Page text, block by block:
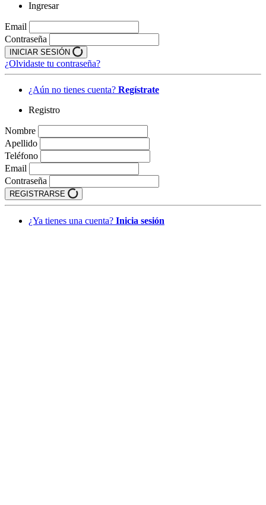
Ingresar
Email
Contraseña
INICIAR SESIÓN
¿Olvidaste tu contraseña?
¿Aún no tienes cuenta? Regístrate
Registro
Nombre
Apellido
Teléfono
Email
Contraseña
REGISTRARSE
¿Ya tienes una cuenta? Inicia sesión